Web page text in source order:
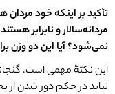
تأکید بر اینکه خود
مردانهسالار و نابرابر
نمیشود؟ آیا این دو وزن
این نکتۀ مهمی است.
نباید در حکم دور شدن از